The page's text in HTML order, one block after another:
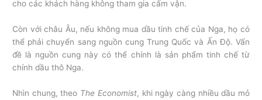
cho các khách hàng không tham gia cấm vận.
Còn với châu Âu, nếu không mua dầu tinh chế của Nga, họ có
thể phải chuyển sang nguồn cung Trung Quốc và Ấn Độ. Vấn
đề là nguồn cung này có thể chính là sản phẩm tinh chế từ
chính dầu thô Nga.
Nhìn chung, theo The Economist, khi ngày càng nhiều dầu mỏ